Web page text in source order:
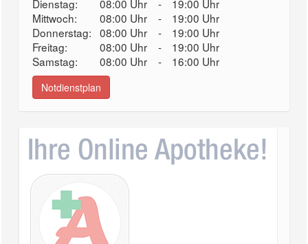
Dienstag: 08:00 Uhr -
19:00 Uhr
Mittwoch:
08:00 Uhr -
19:00 Uhr
Donnerstag: 08:00 Uhr -
19:00 Uhr
Freitag:
08:00 Uhr -
19:00 Uhr
Samstag:
08:00 Uhr - 16:00 Uhr
Notdienstplan